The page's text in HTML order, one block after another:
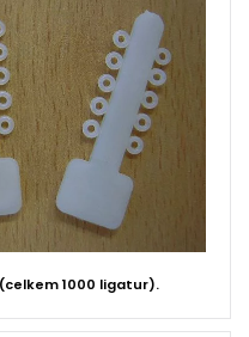
1000 ligatur).